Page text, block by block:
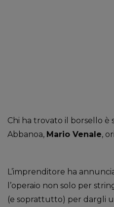
Chi ha trovato il borsello è
Abbanoa, Mario Venale,
L’imprenditore ha
l’operaio non solo per
(e soprattutto) per dargli